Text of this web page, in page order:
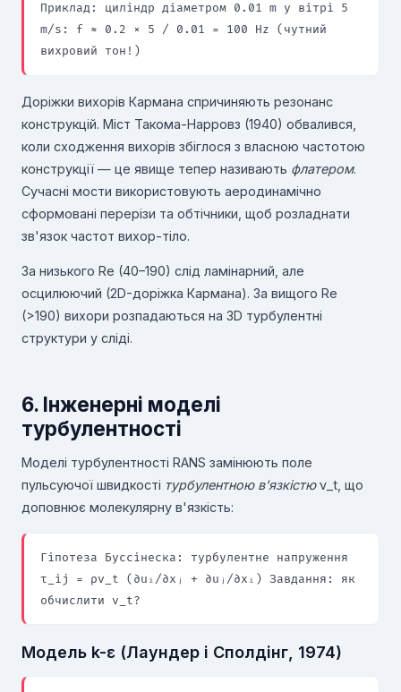
Приклад: циліндр діаметром 0.01 m у вітрі 5
m/s: f ≈ 0.2 × 5 / 0.01 = 100 Hz (чутний
вихровий тон!)
Доріжки вихорів Кармана спричиняють резонанс
конструкцій. Міст Такома-Нарровз (1940) обвалився,
коли сходження вихорів збіглося з власною частотою
конструкції — це явище тепер називають флатером.
Сучасні мости використовують аеродинамічно
сформовані перерізи та обтічники, щоб розладнати
зв'язок частот вихор-тіло.
За низького Re (40–190) слід ламінарний, але
осцилюючий (2D-доріжка Кармана). За вищого Re
(>190) вихори розпадаються на 3D турбулентні
структури у сліді.
6. Інженерні моделі
турбулентності
Моделі турбулентності RANS замінюють поле
пульсуючої швидкості турбулентною в'язкістюν_t, що
доповнює молекулярну в'язкість:
Гіпотеза Буссінеска: турбулентне напруження
τ_ij = ρν_t (∂uᵢ/∂xⱼ + ∂uⱼ/∂xᵢ) Завдання: як
обчислити ν_t?
Модель k-ε (Лаундер і Сполдінг, 1974)